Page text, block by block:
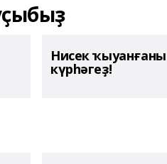
Нисек
күрһәгеҙ!